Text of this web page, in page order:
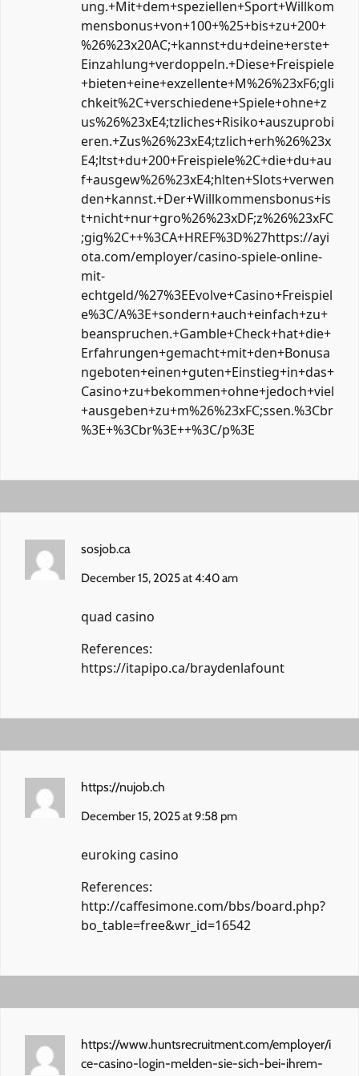
ung.+Mit+dem+speziellen+Sport+Willkom
mensbonus+von+100+%25+bis+zu+200+
%26%23x20AC;+kannst+du+deine+erste+
Einzahlung+verdoppeln.+Diese+Freispiele
+bieten+eine+exzellente+M%26%23xF6;gli
chkeit%2C+verschiedene+Spiele+ohne+z
us%26%23xE4;tzliches+Risiko+auszuprobi
eren.+Zus%26%23xE4;tzlich+erh%26%23x
E4;ltst+du+200+Freispiele%2C+die+du+au
f+ausgew%26%23xE4;hlten+Slots+verwen
den+kannst.+Der+Willkommensbonus+is
t+nicht+nur+gro%26%23xDF;z%26%23xFC
;gig%2C++%3CA+HREF%3D%27https://ayi
ota.com/employer/casino-spiele-online-
mit-
echtgeld/%27%3EEvolve+Casino+Freispiel
e%3C/A%3E+sondern+auch+einfach+zu+
beanspruchen.+Gamble+Check+hat+die+
Erfahrungen+gemacht+mit+den+Bonusa
ngeboten+einen+guten+Einstieg+in+das+
Casino+zu+bekommen+ohne+jedoch+viel
+ausgeben+zu+m%26%23xFC;ssen.%3Cbr
%3E+%3Cbr%3E++%3C/p%3E
sosjob.ca
December 15, 2025 at 4:40 am
quad casino
References:
https://itapipo.ca/braydenlafount
https://nujob.ch
December 15, 2025 at 9:58 pm
euroking casino
References:
http://caffesimone.com/bbs/board.php?
bo_table=free&wr_id=16542
https://www.huntsrecruitment.com/employer/i
ce-casino-login-melden-sie-sich-bei-ihrem-